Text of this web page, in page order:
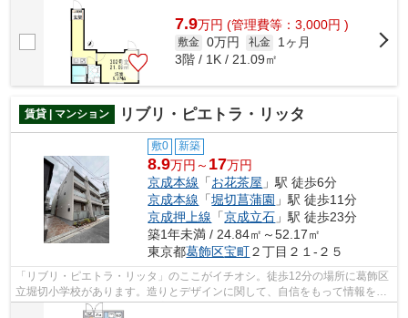
7.9万円 (管理費等：3,000円 )
敷金 0万円 礼金
1ヶ月
3階 / 1K / 21.09㎡
賃貸 | マンション リブリ・ピエトラ・リッタ
敷0 新築
8.9万円～ 17万円
京成本線 「お花茶屋 」駅 徒歩6分
京成本線 「堀切菖蒲園 」駅 徒歩11分
京成押上線 「京成立石 」駅 徒歩23分
築1年未満 / 24.84㎡～52.17㎡
東京都葛飾区宝町２丁目２１-２５
「リブリ・ピエトラ・リッタ」のここがイチオシ。徒歩12分の場所に葛飾区
立堀切小学校があります。造りとデザインに関して、自信をもって情報を提
供できるマンションです。幅広い層に...